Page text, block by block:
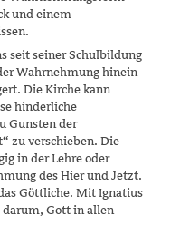
und einem
seit seiner Schulbildung
Wahrnehmung hinein
Die Kirche kann
hinderliche
Gunsten der
zu verschieben. Die
in der Lehre oder
des Hier und Jetzt.
Göttliche. Mit Ignatius
darum, Gott in allen